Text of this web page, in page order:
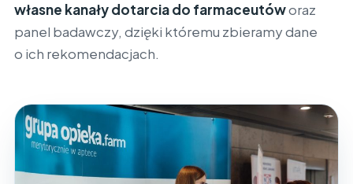
własne kanały dotarcia do farmaceutóworaz
panel badawczy, dzięki któremu zbieramy dane
o ich rekomendacjach.